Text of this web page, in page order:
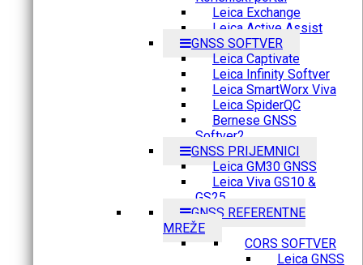
Leica Exchange
Leica Active Assist
GNSS SOFTVER
Leica Captivate
Leica Infinity Softver
Leica SmartWorx Viva
Leica SpiderQC
Bernese GNSS
Softver2
GNSS PRIJEMNICI
Leica GM30 GNSS
Leica Viva GS10 &
GS25
GNSS REFERENTNE
MREŽE
CORS SOFTVER
Leica GNSS